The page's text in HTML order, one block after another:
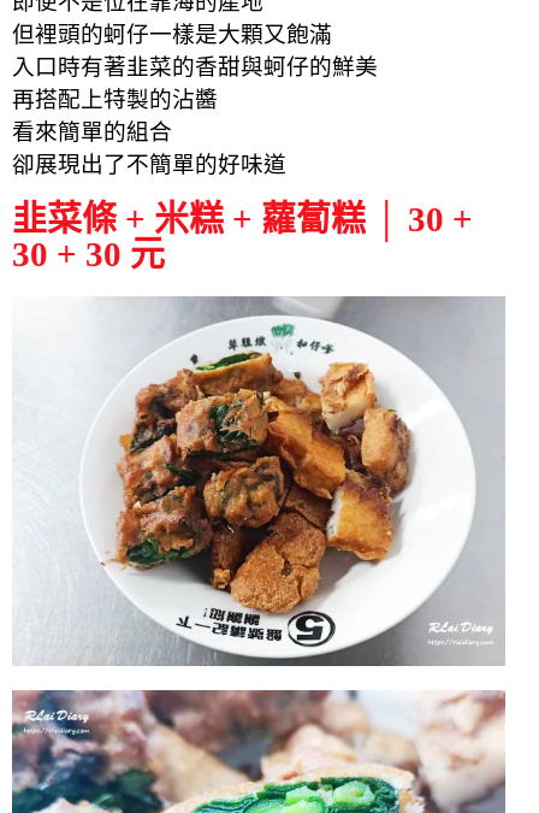
但裡頭的蚵仔一樣是大顆又飽滿
入口時有著韭菜的香甜與蚵仔的鮮美
再搭配上特製的沾醬
看來簡單的組合
卻展現出了不簡單的好味道
韭菜條 + 米糕 + 蘿蔔糕 │ 30 +
30 + 30 元